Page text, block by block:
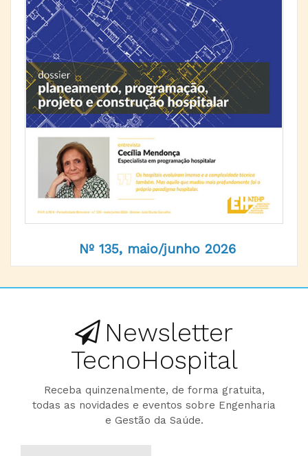
Nº 135, maio/junho 2026
Newsletter
TecnoHospital
Receba quinzenalmente, de forma gratuita,
todas as novidades e eventos sobre Engenharia
e Gestão da Saúde.